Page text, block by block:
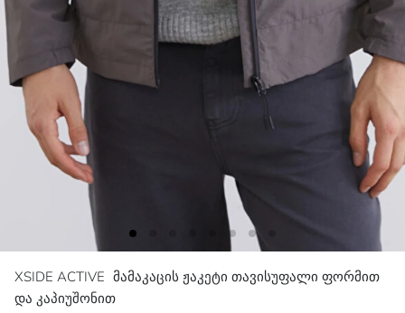
XSIDE ACTIVE მამაკაცის ჟაკეტი თავისუფალი ფორმით
და კაპიუშონით